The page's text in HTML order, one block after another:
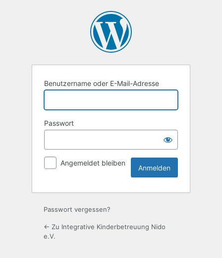
Benutzername oder E-Mail-Adresse
Passwort
Angemeldet bleiben
Passwort vergessen?
← Zu Integrative Kinderbetreuung Nido
e.V.